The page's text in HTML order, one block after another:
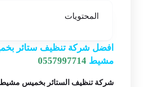
المحتويات
افضل شركة تنظيف ستائر
مشيط 0557997714
شركة تنظيف الستائر بخميس مشيط